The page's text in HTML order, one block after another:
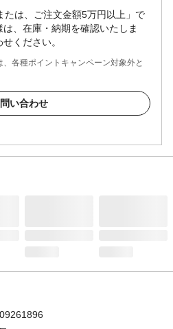
たは、ご注文金額5万円以上」で
、在庫・納期を確認いたしま
ください。
各種ポイントキャンペーン対象外と
い合わせ